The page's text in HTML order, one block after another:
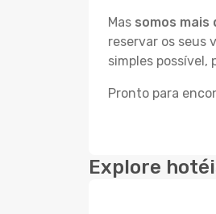
Mas somos mais
reservar os seus
simples
Pronto para
Explore